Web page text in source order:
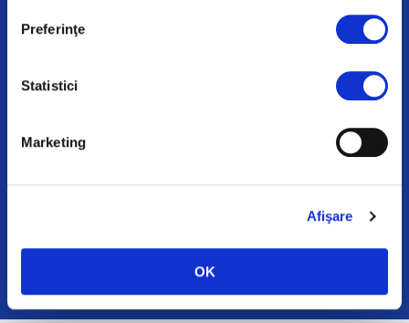
Preferinţe
Statistici
Marketing
Afişare
OK
10
ANI EXPERIENȚĂ PLASĂRI REUȘITE
50 90
RATĂ DE SUCCES